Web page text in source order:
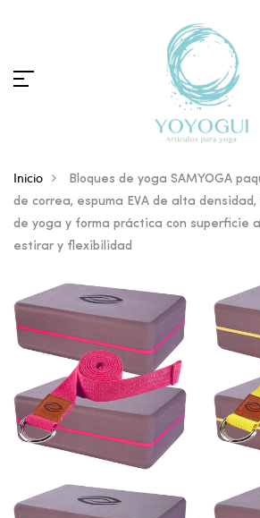
Inicio
Bloques de yoga SAMYOGA
de correa, espuma EVA de alta
de yoga y forma práctica con superficie
estirar y flexibilidad